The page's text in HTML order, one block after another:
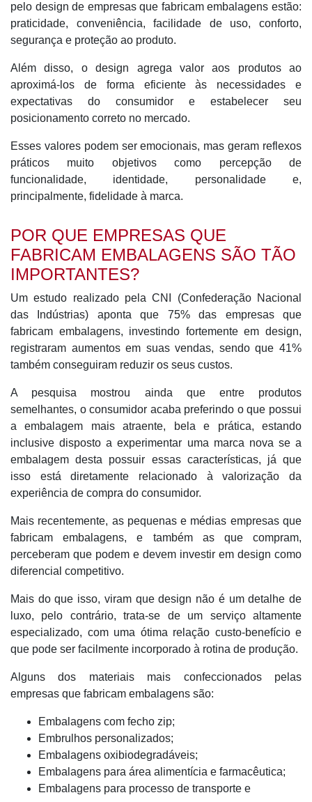
pelo design de empresas que fabricam embalagens estão:
praticidade, conveniência, facilidade de uso, conforto,
segurança e proteção ao produto.
Além disso, o design agrega valor aos produtos ao
aproximá-los de forma eficiente às necessidades e
expectativas do consumidor e estabelecer seu
posicionamento correto no mercado.
Esses valores podem ser emocionais, mas geram reflexos
práticos muito objetivos como percepção de
funcionalidade, identidade, personalidade e,
principalmente, fidelidade à marca.
POR QUE EMPRESAS QUE
FABRICAM EMBALAGENS SÃO TÃO
IMPORTANTES?
Um estudo realizado pela CNI (Confederação Nacional
das Indústrias) aponta que 75% das empresas que
fabricam embalagens, investindo fortemente em design,
registraram aumentos em suas vendas, sendo que 41%
também conseguiram reduzir os seus custos.
A pesquisa mostrou ainda que entre produtos
semelhantes, o consumidor acaba preferindo o que possui
a embalagem mais atraente, bela e prática, estando
inclusive disposto a experimentar uma marca nova se a
embalagem desta possuir essas características, já que
isso está diretamente relacionado à valorização da
experiência de compra do consumidor.
Mais recentemente, as pequenas e médias empresas que
fabricam embalagens, e também as que compram,
perceberam que podem e devem investir em design como
diferencial competitivo.
Mais do que isso, viram que design não é um detalhe de
luxo, pelo contrário, trata-se de um serviço altamente
especializado, com uma ótima relação custo-benefício e
que pode ser facilmente incorporado à rotina de produção.
Alguns dos materiais mais confeccionados pelas
empresas que fabricam embalagens são:
Embalagens com fecho zip;
Embrulhos personalizados;
Embalagens oxibiodegradáveis;
Embalagens para área alimentícia e farmacêutica;
Embalagens para processo de transporte e